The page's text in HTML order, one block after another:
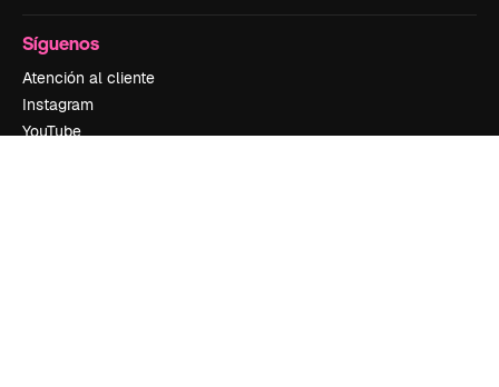
Síguenos
Atención al cliente
Instagram
YouTube